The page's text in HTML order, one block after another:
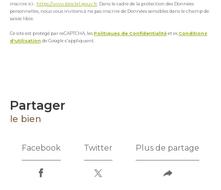
inscrire ici : https://www.bloctel.gouv.fr . Dans le cadre de la protection des Données
personnelles, nous vous invitons à ne pas inscrire de Données sensibles dans le champ de
saisie libre.
Ce site est protégé par reCAPTCHA, lesPolitiques de Confidentialitéet esConditions
d'utilisationde Google s'appliquent.
partager
le bien
Facebook Twitter Plus de partage